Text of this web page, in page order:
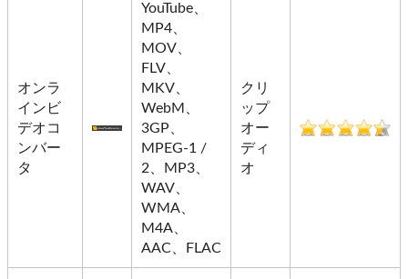
オンラ
インビ
デオコ
ンバー
タ
YouTube、
MP4、
MOV、
FLV、
MKV、
WebM、
3GP、
MPEG-1 /
2、MP3、
WAV、
WMA、
M4A、
AAC、FLAC
クリ
ップ
オー
ディ
オ